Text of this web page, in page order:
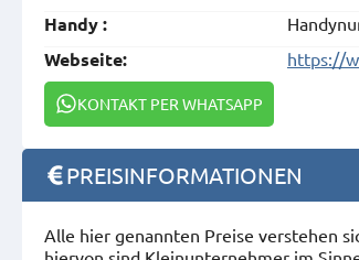
Handy :
Webseite: https://
KONTAKT PER WHATSAPP
PREISINFORMATIONEN
Alle hier genannten Preise verstehen